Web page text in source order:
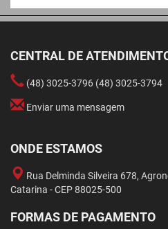
CENTRAL DE
(48) 3025-3796 (48) 3025-3794
Enviar uma mensagem
ONDE ESTAMOS
Rua Delminda Silveira 678,
Catarina - CEP 88025-500
FORMAS DE PAGAMENTO